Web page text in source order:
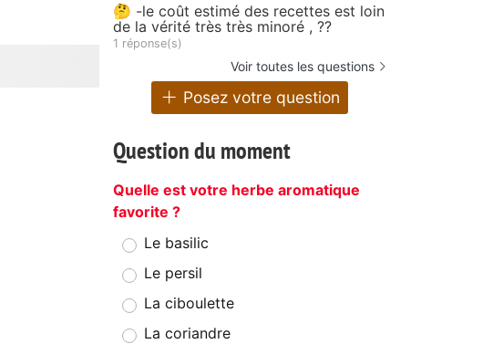
🤔 -le coût estimé des recettes est loin
de la vérité très très minoré , ??
1 réponse(s)
Voir toutes les questions
Posez votre question
Question du moment
Quelle est votre herbe aromatique
favorite ?
Le basilic
Le persil
La ciboulette
La coriandre